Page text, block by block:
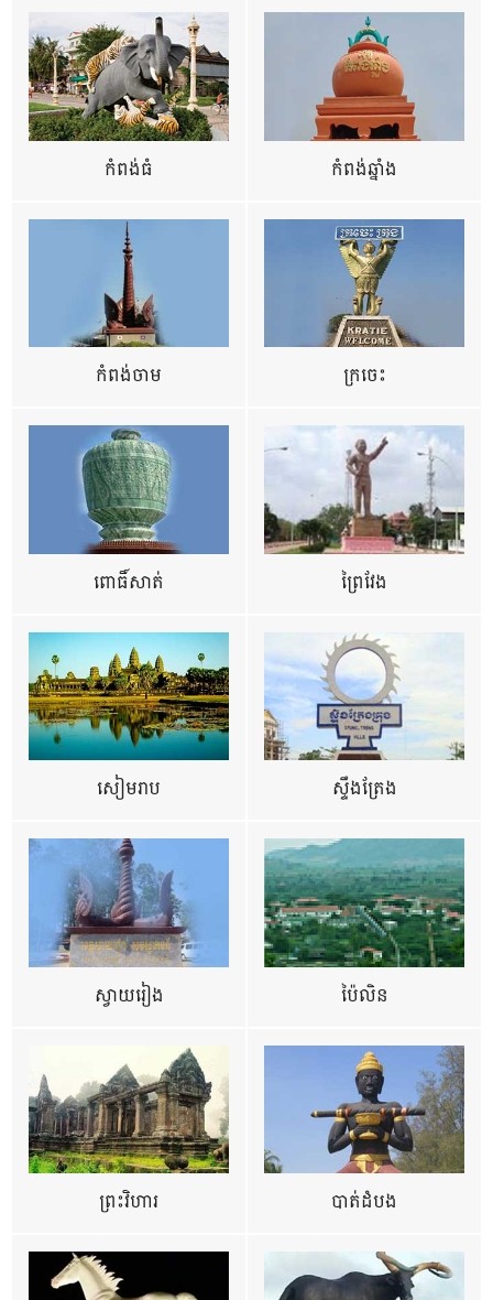
កំពង់ធំ កំពង់ឆ្នាំង
កំពង់ចាម ក្រចេះ
ពោធិ៍សាត់ ព្រៃវែង
សៀមរាប ស្ទឹងត្រែង
ស្វាយរៀង ប៉ៃលិន
ព្រះវិហារ បាត់ដំបង